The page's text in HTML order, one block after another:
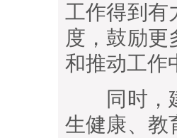
工作得到有
度，鼓励更
和推动工作
同时，建
生健康、教